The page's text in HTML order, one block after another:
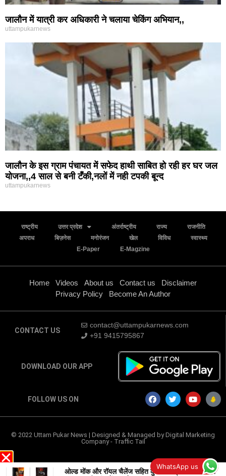
जालौन में यात्री कर अधिकारी ने चलाया चेकिंग अभियान,,
uttampukarnews
जालौन के इस ग्राम पंचायत में सफेद हाथी साबित हो रही हर घर जल
योजना,,4 साल से बनी टँकी,नलों में नही टपकी बून्द
uttampukarnews
राष्ट्रीय उत्तर प्रदेश अंतर्राष्ट्रीय राज्य
राजनीति
अपराध
बिज़नेस मनोरंजन खेल विविध
स्वास्थ्य
E-Paper
E-Magzine
Home Videos About us Contact us
Disclaimer
Privacy Policy
Become An Author
CONTACT US
contact@uttampukarnews.com
+91 9415795867
DOWNLOAD OUR APP
FOLLOW US ON
© 2022 Uttam Pukar News | Designed & Managed byDigital Marketing
Company- Traffic Tail
WhatsApp us
ओल्ड मोंक और रॉयल चैलेंज सहित कुल चार ब्रांड भारत में बैन